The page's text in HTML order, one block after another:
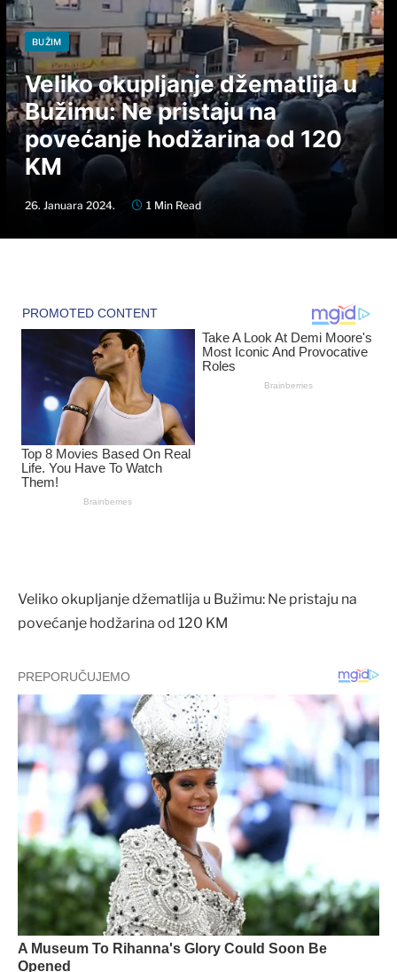
BUŽIM
Veliko okupljanje džematlija u
Bužimu: Ne pristaju na
povećanje hodžarina od 120
KM
26. Januara 2024. 1 Min Read
Veliko okupljanje džematlija u Bužimu: Ne pristaju na
povećanje hodžarina od 120 KM